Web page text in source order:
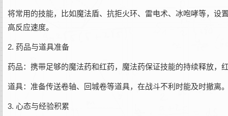
将常用的技能，比如魔法盾、抗拒火环、雷电术、冰咆哮等，设
高反应速度。
2. 药品与道具准备
药品：携带足够的魔法药和红药，魔法药保证技能的持续释放
道具：准备传送卷轴、回城卷等道具，在战斗不利时能及时撤离
3. 心态与经验积累